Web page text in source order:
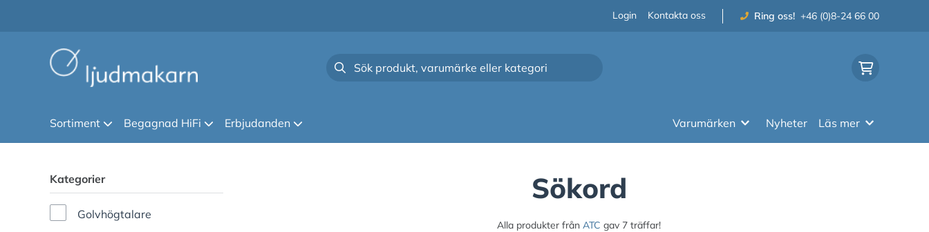
Login Kontakta oss Ring oss! +46 (0)8-24 66 00
Sortiment Begagnad HiFi Erbjudanden Varumärken Nyheter Läs mer
Kategorier
Golvhögtalare
Sökord
Alla produkter från ATC gav 7 träffar!